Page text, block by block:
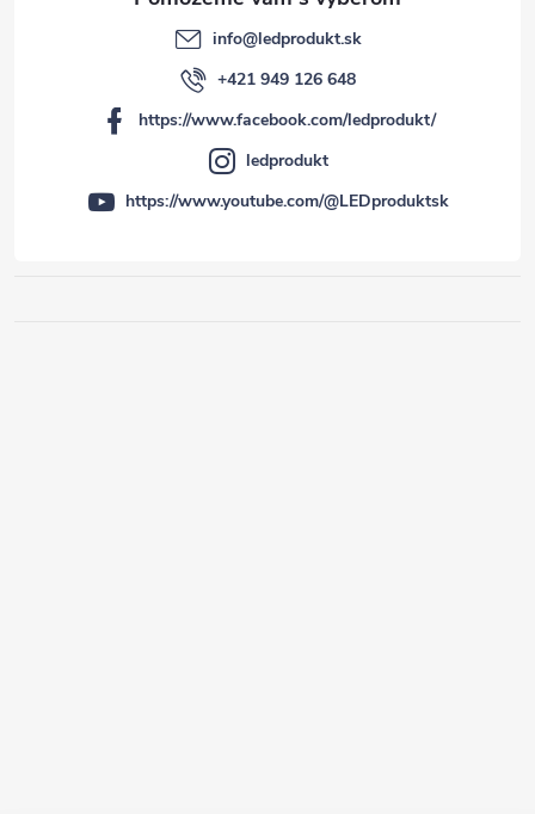
info@ledprodukt.sk
+421 949 126 648
https://www.facebook.com/ledprodukt/
ledprodukt
https://www.youtube.com/@LEDproduktsk